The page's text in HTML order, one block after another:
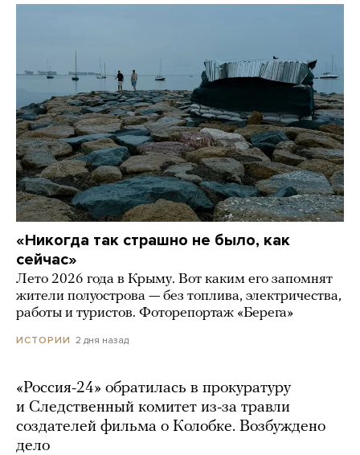
«Никогда так страшно не было, как
сейчас»
Лето 2026 года в Крыму. Вот каким его запомнят
жители полуострова — без топлива, электричества,
работы и туристов. Фоторепортаж «Берега»
ИСТОРИИ 2 дня назад
«Россия-24» обратилась в прокуратуру
и Следственный комитет из-за травли
создателей фильма о Колобке. Возбуждено
дело